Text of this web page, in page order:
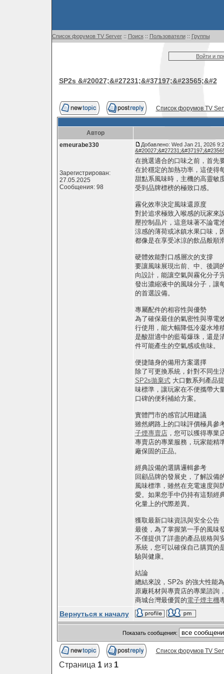
Список форумов TV Server:: Поиск:: Пользователи:: Группы
Войти и
SP2s &#20027;&#27231;&#37197;&#23565;&#2
Список форумов TV
Автор
emeurabe330
Зарегистрирован:
27.05.2025
Сообщения: 98
Добавлено: Wed Jan 21, 2026
在挑選適合的口味之前，首先
在於穩定的加熱功率，這使得
甜點系風味時，主機的高靈敏
受到品牌標榜的極致口感。
霧化效率決定風味還原度
對於追求極致入喉感的玩家來
壓控制晶片，這意味著不論電
涼感的薄荷或冰鎮水果口味，
都像是在享受冰涼的飲品般順
硬體效能對口感層次的支撐
要讓風味展現出前、中、後調
向設計，能讓空氣與霧化分子
發出濃縮液中的風味分子，讓
的首選設備。
專屬配件的相容性與優勢
為了確保最佳的氣密性與導電
行使用，能大幅降低冷凝水堆
是酸甜適中的藍莓爆珠，還是
件可能產生的空氣感或焦味。
便捷隨身的備用方案選擇
除了可更換系統，針對不同生
SP2s拋棄式大口數系列產品
味標準，讓玩家在不便攜帶大
口碑的便利補給方案。
實體門市的感官試用建議
雖然網路上的口味評價極具參
子煙專賣店，您可以獲得專業
專賣店的專業服務，玩家能精
廠保固的正品。
經典設備的選購邏輯參考
回顧品牌的發展史，了解設備
風味標準，雖然在充電速度與
愛。如果您手中仍持有這類經
化量上的代際差異。
獲取最新口味資訊與安全公告
最後，為了掌握第一手的風味
不僅提供了詳盡的產品規格與
系統，您可以確保自己購買的
驗與健康。
結論
總結來說，SP2s 的強大性能
原廠耗材與專賣店的專業諮詢
商城台灣最優質的電子煙主機
Вернуться к началу
Показать сообщения:
Список форумов TV
Страница 1из 1